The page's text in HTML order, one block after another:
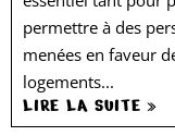
permettre à des
menées en faveur
logements...
LIRE LA SUITE »